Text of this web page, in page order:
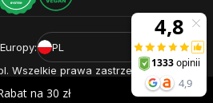
PL
Wszelkie prawa zastrzeżone.
osobowychRegulamin
Cookies
na 30 zł